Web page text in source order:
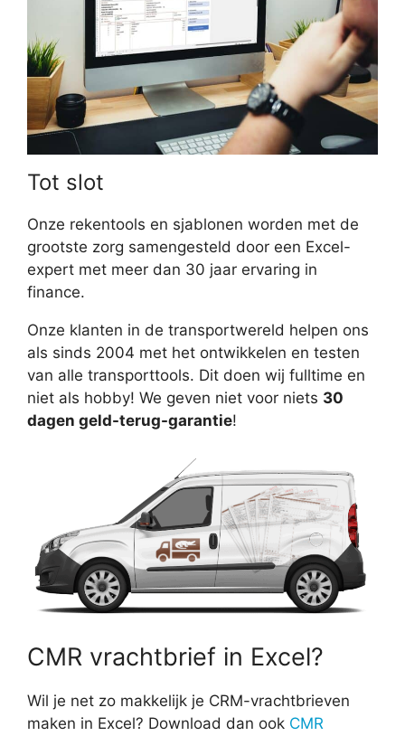
Tot slot
Onze rekentools en sjablonen worden met de
grootste zorg samengesteld door een Excel-
expert met meer dan 30 jaar ervaring in
finance.
Onze klanten in de transportwereld helpen ons
als sinds 2004 met het ontwikkelen en testen
van alle transporttools. Dit doen wij fulltime en
niet als hobby! We geven niet voor niets 30
dagen geld-terug-garantie!
CMR vrachtbrief in Excel?
Wil je net zo makkelijk je CRM-vrachtbrieven
maken in Excel? Download dan ook CMR